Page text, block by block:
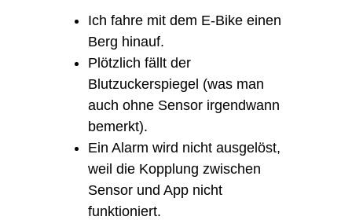
Ich fahre mit dem E-Bike einen
Berg hinauf.
Plötzlich fällt der
Blutzuckerspiegel (was man
auch ohne Sensor irgendwann
bemerkt).
Ein Alarm wird nicht ausgelöst,
weil die Kopplung zwischen
Sensor und App nicht
funktioniert.